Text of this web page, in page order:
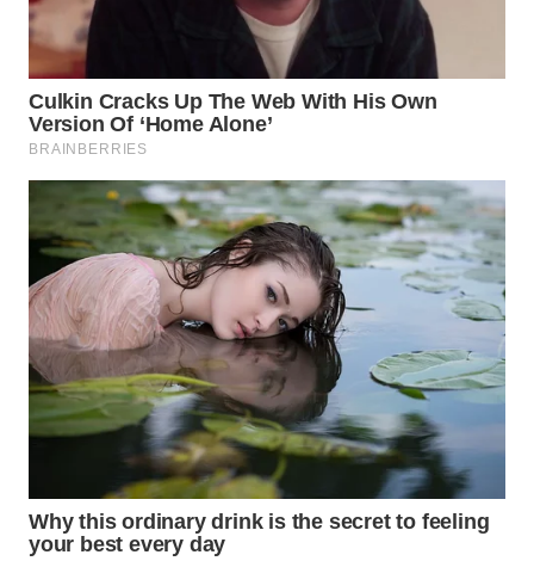
WN
SURABAYA
WN
NATUNA
WN
BINTAN
WN
MANDALIKA
LIKUPANG
LABUANBAJO
WN